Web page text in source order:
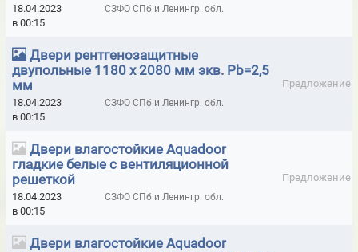
ПЕРЧАТКИ ANSELL ХИМИЧЕСКИ СТОЙКИЕ
ПЕРЧАТКИ ELEMENTA
ПЕРЧАТКИ MANIPULA ДЛЯ ЗАЩИТЫ ОТ МЕХАНИЧЕСКИХ
ВОЗДЕЙСТВИЙ
ПЕРЧАТКИ MANIPULA ДЛЯ ЗАЩИТЫ ОТ НЕФТЕПРОДУКТОВ,
МАСЕЛ И ЖИРОВ
ПЕРЧАТКИ MANIPULA ДЛЯ ЗАЩИТЫ ОТ ПОВЫШЕННЫХ/
ПОНИЖЕННЫХ ТЕМПЕРАТУР, ИСКР И БРЫЗГ МЕТАЛЛА
ПЕРЧАТКИ MANIPULA ДЛЯ ЗАЩИТЫ ОТ ПОНИЖЕННЫХ
18.04.2023
в 00:15
СЗФО СПб и Ленингр. обл.
Двери рентгенозащитные
двупольные 1180 х 2080 мм экв. Pb=2,5
мм
Предложение
18.04.2023
в 00:15
СЗФО СПб и Ленингр. обл.
Двери влагостойкие Aquadoor
гладкие белые с вентиляционной
решеткой
Предложение
18.04.2023
в 00:15
СЗФО СПб и Ленингр. обл.
Двери влагостойкие Aquadoor